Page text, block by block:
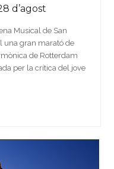
d’agost
Musical de San
una gran marató de
de Rotterdam
per la crítica del jove